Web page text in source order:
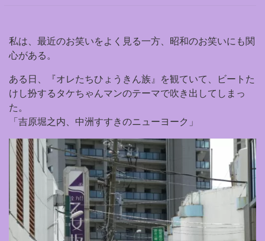
私は、最近のお笑いをよく見る一方、昭和のお笑いにも関
心がある。
ある日、『オレたちひょうきん族』を観ていて、ビートた
けし扮するタケちゃんマンのテーマで吹き出してしまっ
た。
「吉原堀之内、中洲すすきのニューヨーク」